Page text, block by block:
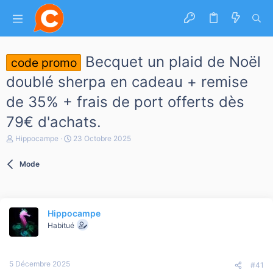
code promo
Becquet un plaid de Noël
doublé sherpa en cadeau + remise
de 35% + frais de port offerts dès
79€ d'achats.
A
e
a
d
c
Hippocampe
D
b
u
23 Octobre 2025
Mode
Hippocampe
Habitué
5 Décembre 2025 #41